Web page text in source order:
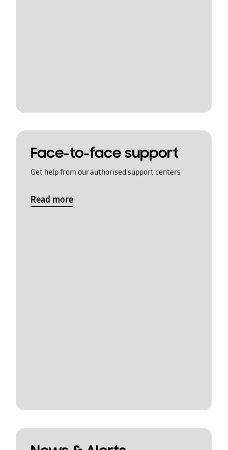
Face-to-face support
Get help from our authorised support centers
Read more